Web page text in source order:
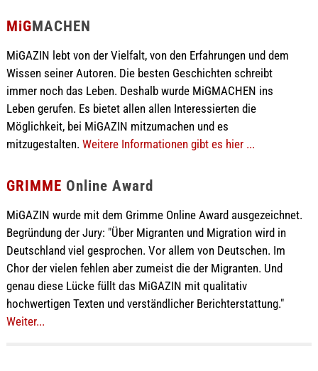
MiGMACHEN
MiGAZIN lebt von der Vielfalt, von den Erfahrungen und dem
Wissen seiner Autoren. Die besten Geschichten schreibt
immer noch das Leben. Deshalb wurde MiGMACHEN ins
Leben gerufen. Es bietet allen allen Interessierten die
Möglichkeit, bei MiGAZIN mitzumachen und es
mitzugestalten. Weitere Informationen gibt es hier ...
GRIMME Online Award
MiGAZIN wurde mit dem Grimme Online Award ausgezeichnet.
Begründung der Jury: "Über Migranten und Migration wird in
Deutschland viel gesprochen. Vor allem von Deutschen. Im
Chor der vielen fehlen aber zumeist die der Migranten. Und
genau diese Lücke füllt das MiGAZIN mit qualitativ
hochwertigen Texten und verständlicher Berichterstattung."
Weiter...